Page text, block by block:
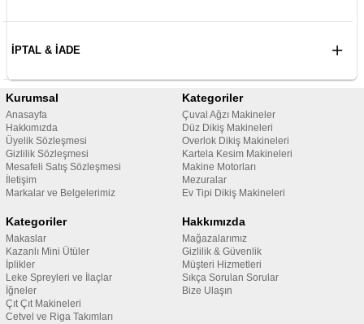
İPTAL & İADE
Kurumsal
Anasayfa
Hakkımızda
Üyelik Sözleşmesi
Gizlilik Sözleşmesi
Mesafeli Satış Sözleşmesi
İletişim
Markalar ve Belgelerimiz
Kategoriler
Çuval Ağzı Makineler
Düz Dikiş Makineleri
Overlok Dikiş Makineleri
Kartela Kesim Makineleri
Makine Motorları
Mezuralar
Ev Tipi Dikiş Makineleri
Kategoriler
Makaslar
Kazanlı Mini Ütüler
İplikler
Leke Spreyleri ve İlaçlar
İğneler
Çıt Çıt Makineleri
Cetvel ve Riga Takımları
Hakkımızda
Mağazalarımız
Gizlilik & Güvenlik
Müşteri Hizmetleri
Sıkça Sorulan Sorular
Bize Ulaşın